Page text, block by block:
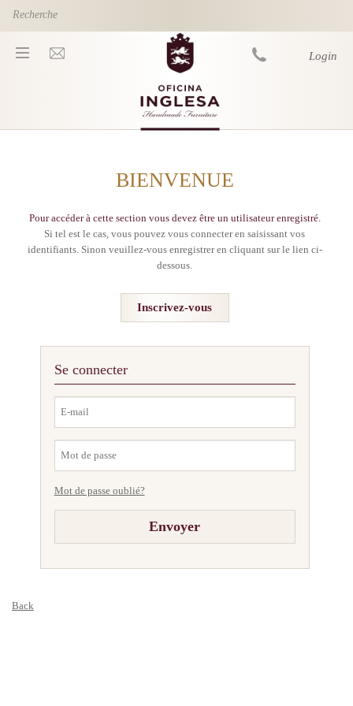
Skip to main content
Login
BIENVENUE
Pour accéder à cette section vous devez être un utilisateur enregistré.
Si tel est le cas, vous pouvez vous connecter en saisissant vos
identifiants. Sinon veuillez-vous enregistrer en cliquant sur le lien ci-
dessous.
Inscrivez-vous
Se connecter
Mot de passe oublié?
Back